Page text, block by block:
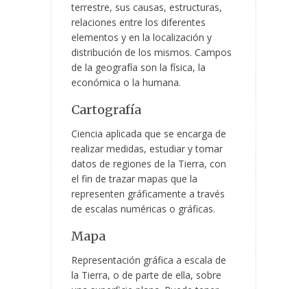
terrestre, sus causas, estructuras,
relaciones entre los diferentes
elementos y en la localización y
distribución de los mismos. Campos
de la geografía son la física, la
económica o la humana.
Cartografía
Ciencia aplicada que se encarga de
realizar medidas, estudiar y tomar
datos de regiones de la Tierra, con
el fin de trazar mapas que la
representen gráficamente a través
de escalas numéricas o gráficas.
Mapa
Representación gráfica a escala de
la Tierra, o de parte de ella, sobre